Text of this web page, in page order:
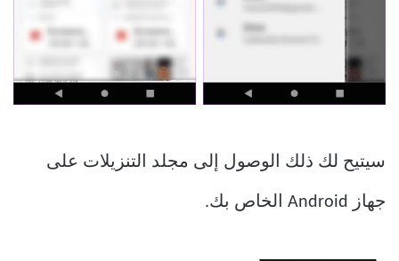
سيتيح لك ذلك الوصول إلى مجلد التنزيلات على
جهاز Android الخاص بك.